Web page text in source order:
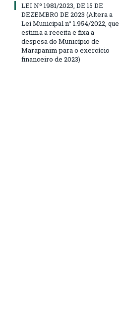
LEI Nº 1981/2023, DE 15 DE
DEZEMBRO DE 2023 (Altera a
Lei Municipal n° 1.954/2022, que
estima a receita e fixa a
despesa do Município de
Marapanim para o exercício
financeiro de 2023)